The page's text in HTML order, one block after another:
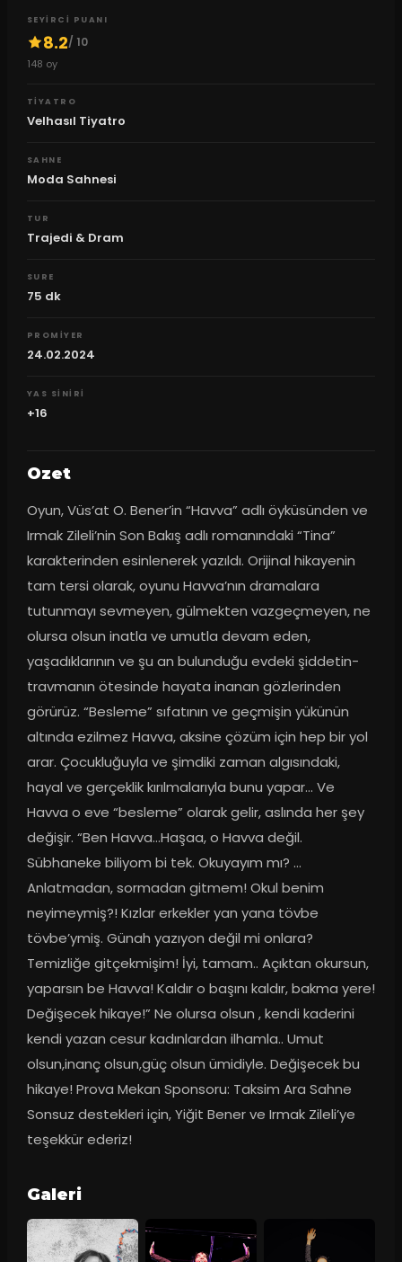
SEYIRCI PUANI
8.2/ 10
148 oy
TIYATRO
Velhasıl Tiyatro
SAHNE
Moda Sahnesi
TUR
Trajedi & Dram
SURE
75 dk
PROMIYER
24.02.2024
YAS SINIRI
+16
Ozet
Oyun, Vüs’at O. Bener’in “Havva” adlı öyküsünden ve
Irmak Zileli’nin Son Bakış adlı romanındaki “Tina”
karakterinden esinlenerek yazıldı. Orijinal hikayenin
tam tersi olarak, oyunu Havva’nın dramalara
tutunmayı sevmeyen, gülmekten vazgeçmeyen, ne
olursa olsun inatla ve umutla devam eden,
yaşadıklarının ve şu an bulunduğu evdeki şiddetin-
travmanın ötesinde hayata inanan gözlerinden
görürüz. “Besleme” sıfatının ve geçmişin yükünün
altında ezilmez Havva, aksine çözüm için hep bir yol
arar. Çocukluğuyla ve şimdiki zaman algısındaki,
hayal ve gerçeklik kırılmalarıyla bunu yapar… Ve
Havva o eve “besleme” olarak gelir, aslında her şey
değişir. “Ben Havva...Haşaa, o Havva değil.
Sübhaneke biliyom bi tek. Okuyayım mı? …
Anlatmadan, sormadan gitmem! Okul benim
neyimeymiş?! Kızlar erkekler yan yana tövbe
tövbe’ymiş. Günah yazıyon değil mi onlara?
Temizliğe gitçekmişim! İyi, tamam.. Açıktan okursun,
yaparsın be Havva! Kaldır o başını kaldır, bakma yere!
Değişecek hikaye!” Ne olursa olsun , kendi kaderini
kendi yazan cesur kadınlardan ilhamla.. Umut
olsun,inanç olsun,güç olsun ümidiyle. Değişecek bu
hikaye! Prova Mekan Sponsoru: Taksim Ara Sahne
Sonsuz destekleri için, Yiğit Bener ve Irmak Zileli’ye
teşekkür ederiz!
Galeri